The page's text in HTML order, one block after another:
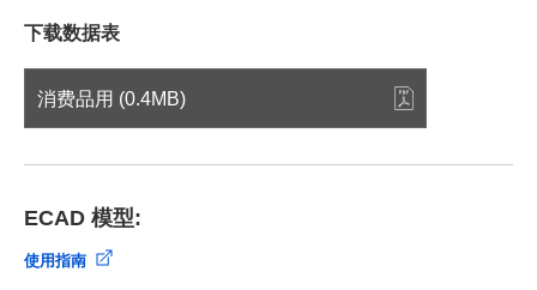
下载数据表
消费品用 (0.4MB)
ECAD 模型:
使用指南